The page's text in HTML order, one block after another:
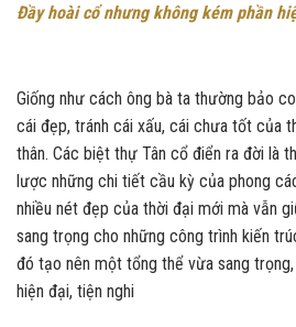
Đầy hoài cổ nhưng không kém phần
Giống như cách ông bà ta thường bảo
cái đẹp, tránh cái xấu, cái chưa tốt của
thân. Các biệt thự Tân cổ điển ra đời là
lược những chi tiết cầu kỳ của phong
nhiều nét đẹp của thời đại mới mà vẫn
sang trọng cho những công trình kiến
đó tạo nên một tổng thể vừa sang
hiện đại, tiện nghi